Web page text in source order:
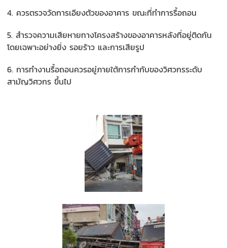
4. ควรตรวจวัดการเอียงตัวของอาคาร ขณะที่ทำการรื้อถอน
5. สำรวจความเสียหายทางโครงสร้างของอาคารหลังที่อยู่ติดกัน
โดยเฉพาะอย่างยิ่ง รอยร้าว และการเสียรูป
6. การทำงานรื้อถอนควรอยู่ภายใต้การกำกับของวิศวกรระดับ
สามัญวิศวกร ขึ้นไป